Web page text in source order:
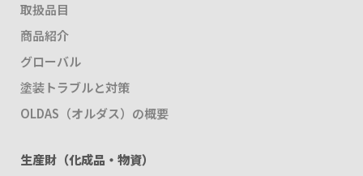
取扱品目
商品紹介
グローバル
塗装トラブルと対策
OLDAS（オルダス）の概要
生産財（化成品・物資）